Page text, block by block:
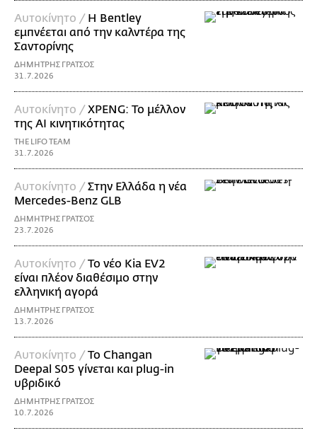
Αυτοκίνητο / Η Bentley
εμπνέεται από την καλντέρα της
Σαντορίνης
ΔΗΜΗΤΡΗΣ ΓΡΑΤΣΟΣ
31.7.2026
Αυτοκίνητο /XPENG: Το μέλλον
της AI κινητικότητας
THE LIFO TEAM
31.7.2026
Αυτοκίνητο /Στην Ελλάδα η νέα
Mercedes-Benz GLB
ΔΗΜΗΤΡΗΣ ΓΡΑΤΣΟΣ
23.7.2026
Αυτοκίνητο /Το νέο Kia EV2
είναι πλέον διαθέσιμο στην
ελληνική αγορά
ΔΗΜΗΤΡΗΣ ΓΡΑΤΣΟΣ
13.7.2026
Αυτοκίνητο /Το Changan
Deepal S05 γίνεται και plug-in
υβριδικό
ΔΗΜΗΤΡΗΣ ΓΡΑΤΣΟΣ
10.7.2026